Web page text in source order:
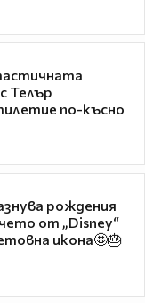
Телър
по-късно
рождения
от „Disney“
икона🤩🎂